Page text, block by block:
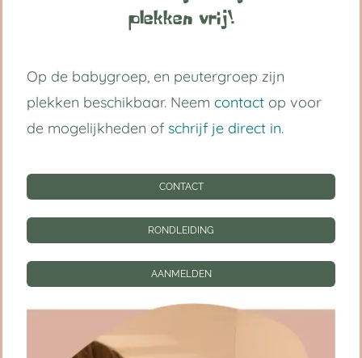
Spel en ontwikkeling – van
baby tot peuter
Spel is voor jonge kinderen dé manier
om zich te ontwikkelen. Niet via
instructie, maar door[…]
plekken vrij!
Op de babygroep, en peutergroep zijn
plekken beschikbaar. Neem contact op voor
de mogelijkheden of schrijf je direct in.
CONTACT
RONDLEIDING
AANMELDEN